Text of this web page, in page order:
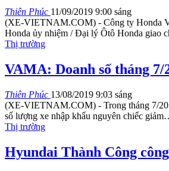
Thiên Phúc 11/09/2019 9:00 sáng
(XE-VIETNAM.COM) - Công ty Honda
Honda ủy nhiệm / Đại lý Ôtô Honda giao
Thị trường
VAMA: Doanh số tháng 7/
Thiên Phúc 13/08/2019 9:03 sáng
(XE-VIETNAM.COM) - Trong tháng 7/
số lượng xe nhập khẩu nguyên chiếc giảm
Thị trường
Hyundai Thành Công